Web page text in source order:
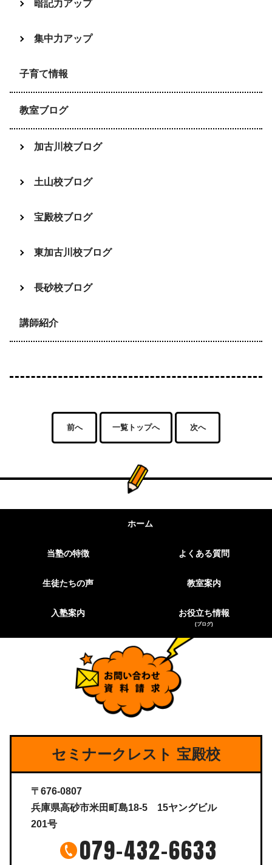
暗記力アップ
集中力アップ
子育て情報
教室ブログ
加古川校ブログ
土山校ブログ
宝殿校ブログ
東加古川校ブログ
長砂校ブログ
講師紹介
前へ 一覧トップへ 次へ
ホーム
当塾の特徴 よくある質問
生徒たちの声 教室案内
入塾案内 お役立ち情報
(ブログ)
セミナークレスト 宝殿校
〒676-0807
兵庫県高砂市米田町島18-5 15ヤングビル
201号
079-432-6633